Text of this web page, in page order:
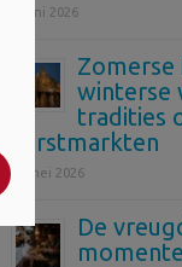
4 juni 2026
winterse
tradities
kerstmarkten
26 mei 2026
De